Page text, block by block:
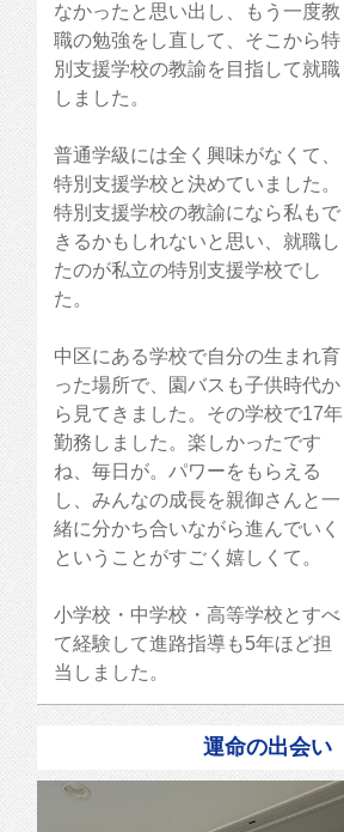
なかったと思い出し、もう一度教
職の勉強をし直して、そこから特
別支援学校の教諭を目指して就職
しました。
普通学級には全く興味がなくて、
特別支援学校と決めていました。
特別支援学校の教諭になら私もで
きるかもしれないと思い、就職し
たのが私立の特別支援学校でし
た。
中区にある学校で自分の生まれ育
った場所で、園バスも子供時代か
ら見てきました。その学校で17年
勤務しました。楽しかったです
ね、毎日が。パワーをもらえる
し、みんなの成長を親御さんと一
緒に分かち合いながら進んでいく
ということがすごく嬉しくて。
小学校・中学校・高等学校とすべ
て経験して進路指導も5年ほど担
当しました。
運命の出会い